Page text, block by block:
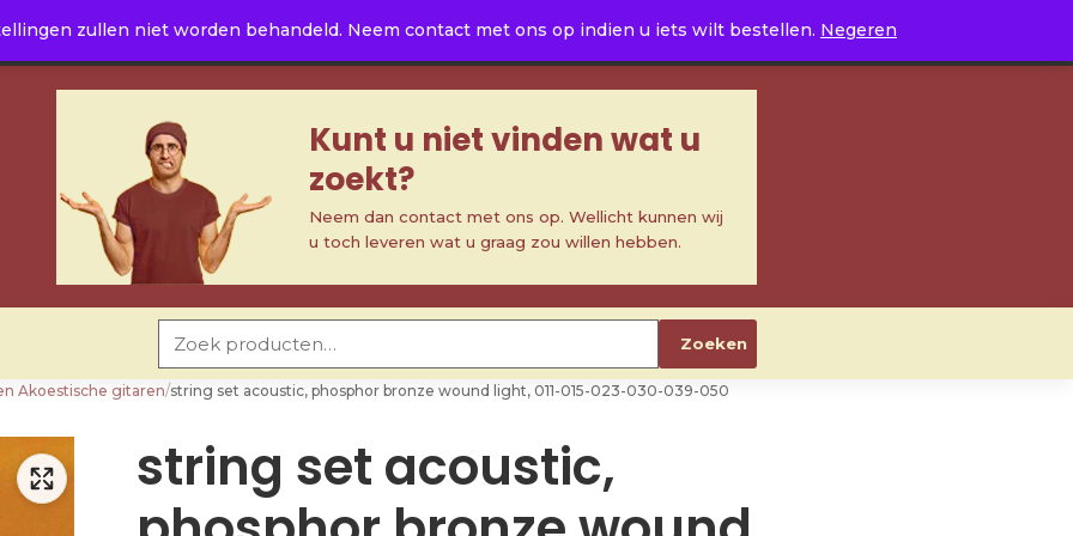
zullen niet worden behandeld. Neem contact met ons op indien u iets wilt bestellen. Negeren
Kunt u niet vinden wat u
zoekt?
Neem dan contact met ons op. Wellicht kunnen wij
u toch leveren wat u graag zou willen hebben.
Zoeken
Akoestische gitaren/string set acoustic, phosphor bronze wound light, 011-015-023-030-039-050
string set acoustic,